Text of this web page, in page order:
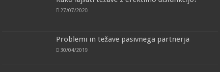
27/07/2020
Problemi in težave pasivnega partnerja
30/04/2019